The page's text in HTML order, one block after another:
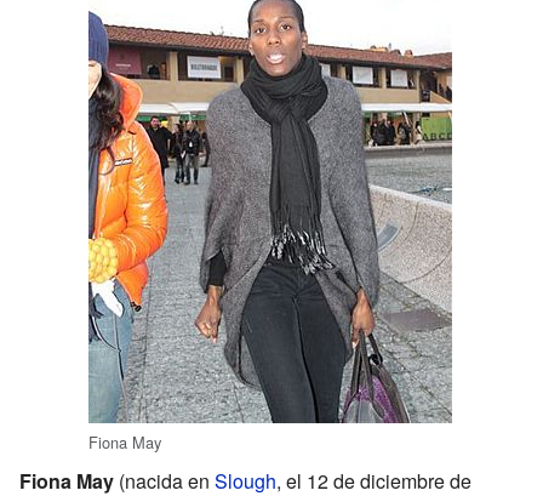
Fiona May
Fiona May (nacida en Slough, el 12 de diciembre de